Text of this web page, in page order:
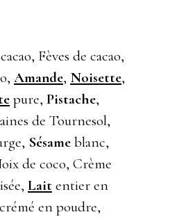
Fèves de cacao,
Amande, Noisette,
pure, Pistache,
de Tournesol,
Sésame blanc,
de coco, Crème
Lait entier en
en poudre,